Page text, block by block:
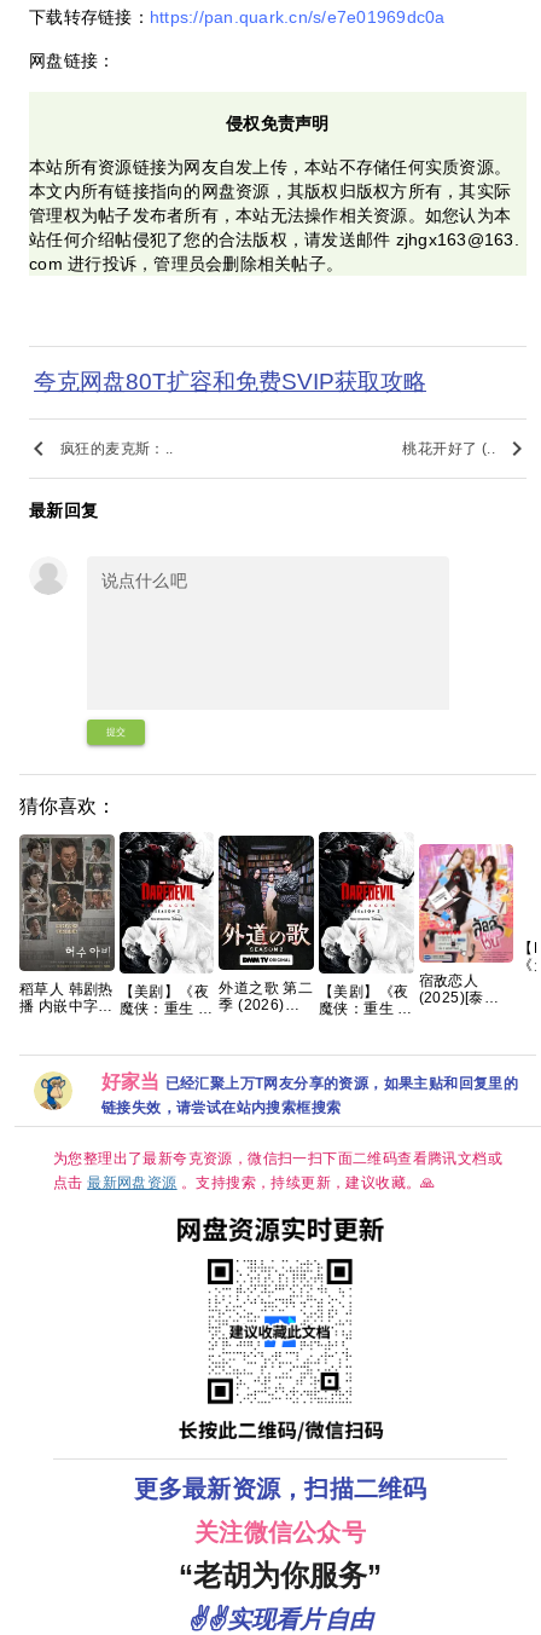
下载转存链接： https://pan.quark.cn/s/e7e01969dc0a
网盘链接：
侵权免责声明
本站所有资源链接为网友自发上传，本站不存储任何实质资源。
本文内所有链接指向的网盘资源，其版权归版权方所有，其实际
管理权为帖子发布者所有，本站无法操作相关资源。如您认为本
站任何介绍帖侵犯了您的合法版权，请发送邮件 zjhgx163@163.
com 进行投诉，管理员会删除相关帖子。
夸克网盘80T扩容和免费SVIP获取攻略
keyboard_arrow_left 疯狂的麦克斯：.. 桃花开好了 (.. keyboard_arrow_right
最新回复
提交
猜你喜欢：
稻草人 韩剧热
播 内嵌中字
【美剧】《夜
魔侠：重生 第
克斯 文森特·
多诺费奥 克里
斯滕·里特
2026/剧情/动
作/科幻/惊悚/
险/4K完结 夸
克
外道之歌 第二
季 (2026)
名: 外道の歌
2 夸克
【美剧】《夜
魔侠：重生 第
克斯 文森特·
多诺费奥 克里
斯滕·里特
2026/剧情/动
作/科幻/惊悚/
险/4K完结 夸
克
宿敌恋人
(2025)[泰剧]
好家当 已经汇聚上万T网友分享的资源，如果主贴和回复里的
链接失效，请尝试在站内搜索框搜索
为您整理出了最新夸克资源，微信扫一扫下面二维码查看腾讯文档或
点击最新网盘资源 。支持搜索，持续更新，建议收藏。🙏
更多最新资源，扫描二维码
关注微信公众号
“老胡为你服务”
✌✌实现看片自由